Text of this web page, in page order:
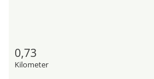
0,73
Kilometer